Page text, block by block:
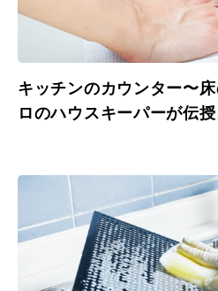
キッチンのカウンター〜
ロのハウスキーパーが伝授